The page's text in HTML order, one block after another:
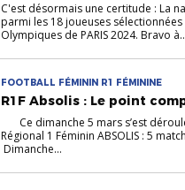
C'est désormais une certitude : La
parmi les 18 joueuses
Olympiques de PARIS 2024. Bravo
FOOTBALL FÉMININ R1 FÉMININE
R1F Absolis : Le point
Ce dimanche 5 mars s’est
Régional 1 Féminin ABSOLIS : 5
Dimanche...